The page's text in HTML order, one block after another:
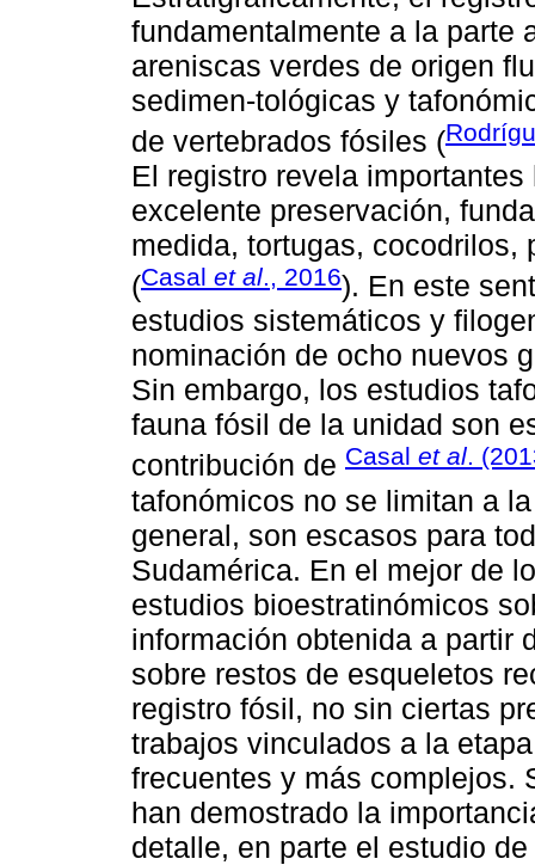
fundamentalmente a la parte
areniscas verdes de origen
sedimen-tológicas y
de vertebrados fósiles (
El registro revela
excelente preservación,
medida, tortugas, cocodrilos,
(Casal et al., 2016). En este
estudios sistemáticos y
nominación de ocho nuevos
Sin embargo, los estudios
fauna fósil de la unidad son
contribución de Casal et al.
tafonómicos no se limitan a
general, son escasos para
Sudamérica. En el mejor de
estudios bioestratinómicos
información obtenida a partir
sobre restos de esqueletos
registro fósil, no sin ciertas
trabajos vinculados a la
frecuentes y más complejos.
han demostrado la
detalle, en parte el estudio